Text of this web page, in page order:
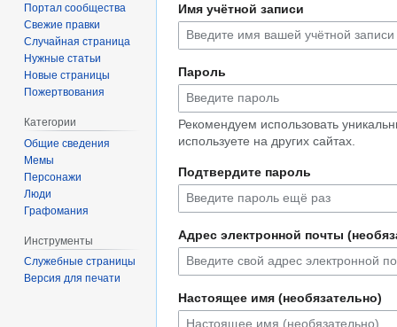
к
навигации
к
поиску
Имя учётной записи
Пароль
Рекомендуем использовать
используете на других сайтах.
Подтвердите пароль
Адрес электронной почты
Настоящее имя (необязательно)
Портал сообщества
Свежие правки
Случайная страница
Нужные статьи
Новые страницы
Пожертвования
Категории
Общие сведения
Мемы
Персонажи
Люди
Графомания
Инструменты
Служебные страницы
Версия для печати